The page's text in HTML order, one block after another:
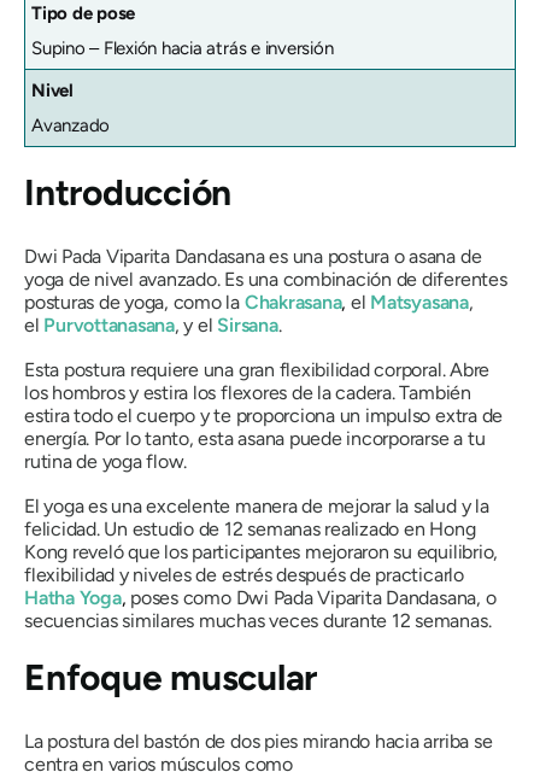
Tipo de pose
Supino – Flexión hacia atrás e inversión
Nivel
Avanzado
Introducción
Dwi Pada Viparita Dandasanaes una postura o asana de
yoga de nivel avanzado. Es una combinación de diferentes
posturas de yoga, como la Chakrasana, el Matsyasana,
el Purvottanasana, y el Sirsana.
Esta postura requiere una gran flexibilidad corporal. Abre
los hombros y estira los flexores de la cadera. También
estira todo el cuerpo y te proporciona un impulso extra de
energía. Por lo tanto, estaasana puede incorporarse a tu
rutina de yoga flow.
El yoga es una excelente manera de mejorar la salud y la
felicidad. Un estudio de 12 semanas realizado en Hong
Kong reveló que los participantes mejoraron su equilibrio,
flexibilidad y niveles de estrés después de practicarlo
Hatha Yoga, poses como Dwi Pada Viparita Dandasana, o
secuencias similares muchas veces durante 12 semanas.
Enfoque muscular
La postura del bastón de dos pies mirando hacia arriba se
centra en varios músculos como